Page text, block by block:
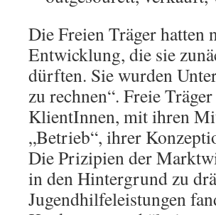
Die Freien Träger
Entwicklung, die sie
dürften. Sie wurden
zu rechnen“. Freie
KlientInnen, mit ihren
„Betrieb“, ihrer
Die Prizipien der
in den Hintergrund zu
Jugendhilfeleistungen